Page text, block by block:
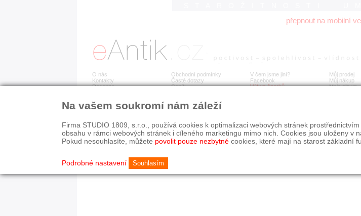
přepnout na mobilní
O nás
Kontakty
Recenze
Obchodní podmínky
Časté dotazy
Ceník
V čem jsme jiní?
Facebook
Výkup šperků
Můj prodej
Můj nákup
Moje album
Detail položky již není dostupný.
© 2003-2026 STUDIO 1809, s.r.o.
Na vašem soukromí nám záleží
Firma STUDIO 1809, s.r.o., používá cookies k optimalizaci webových stránek
obsahu v rámci webových stránek i cíleného marketingu mimo nich. Cookies jsou uloženy v
Pokud nesouhlasíte, můžete povolit pouze nezbytné cookies, které mají na starost základní
Podrobné nastavení Souhlasím